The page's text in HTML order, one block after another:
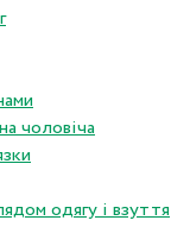
чоловіча
одягу і взуття